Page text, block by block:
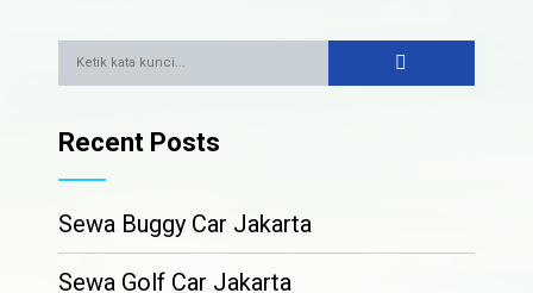
Recent Posts
Sewa Buggy Car Jakarta
Sewa Golf Car Jakarta